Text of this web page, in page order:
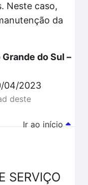
Neste caso,
da
do Sul –
04/2023
deste
Ir ao início
SERVIÇO